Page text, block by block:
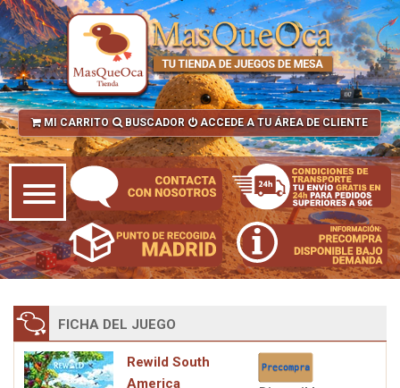
MI CARRITO BUSCADOR ACCEDE A TU ÁREA DE CLIENTE
FICHA DEL JUEGO
Rewild South
America